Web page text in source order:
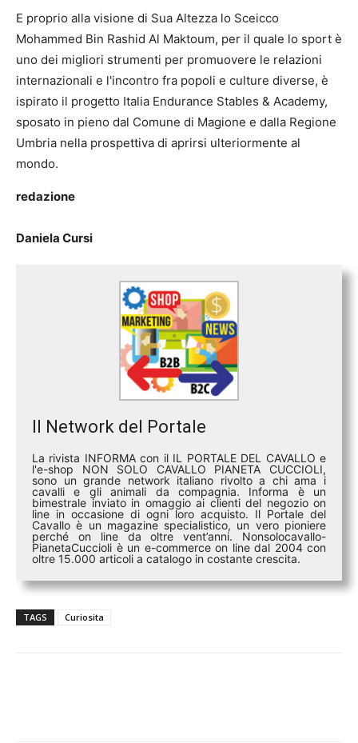
E proprio alla visione di Sua Altezza lo Sceicco
Mohammed Bin Rashid Al Maktoum, per il quale lo sport è
uno dei migliori strumenti per promuovere le relazioni
internazionali e l'incontro fra popoli e culture diverse, è
ispirato il progetto Italia Endurance Stables & Academy,
sposato in pieno dal Comune di Magione e dalla Regione
Umbria nella prospettiva di aprirsi ulteriormente al
mondo.
redazione
Daniela Cursi
Il Network del Portale
La rivista INFORMA con il IL PORTALE DEL CAVALLO e
l'e-shop NON SOLO CAVALLO PIANETA CUCCIOLI,
sono un grande network italiano rivolto a chi ama i
cavalli e gli animali da compagnia. Informa è un
bimestrale inviato in omaggio ai clienti del negozio on
line in occasione di ogni loro acquisto. Il Portale del
Cavallo è un magazine specialistico, un vero pioniere
perché on line da oltre vent’anni. Nonsolocavallo-
PianetaCuccioli è un e-commerce on line dal 2004 con
oltre 15.000 articoli a catalogo in costante crescita.
TAGS Curiosita